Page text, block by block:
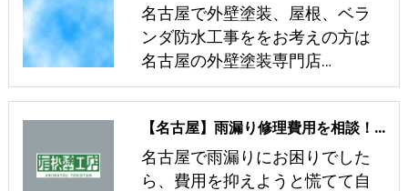
名古屋で外壁塗装、屋根、ベラ
ンダ防水工事ををお考えの方は
名古屋の外壁塗装専門店…
【名古屋】雨漏り修理費用を相談！ベランダとバルコニーの違い
名古屋で雨漏りにお困りでした
ら、費用を抑えようと慌てて自